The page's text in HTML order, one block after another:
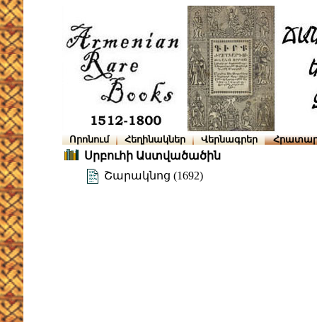
Որոնում Հեղինակներ Վերնագրեր
Սրբուհի Աստվածածին
Շարակնոց (1692)